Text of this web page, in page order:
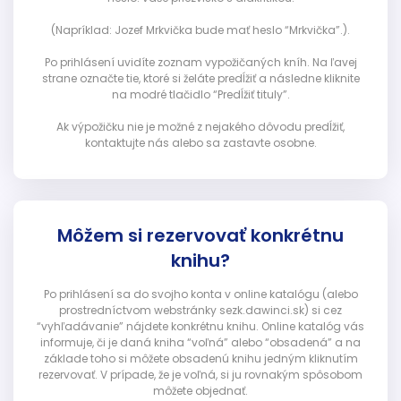
(Napríklad: Jozef Mrkvička bude mať heslo “Mrkvička”.).
Po prihlásení uvidíte zoznam vypožičaných kníh. Na ľavej
strane označte tie, ktoré si želáte predĺžiť a následne kliknite
na modré tlačidlo “Predĺžiť tituly”.
Ak výpožičku nie je možné z nejakého dôvodu predĺžiť,
kontaktujte nás alebo sa zastavte osobne.
Môžem si rezervovať konkrétnu
knihu?
Po prihlásení sa do svojho konta v online katalógu (alebo
prostredníctvom webstránky sezk.dawinci.sk) si cez
“vyhľadávanie” nájdete konkrétnu knihu. Online katalóg vás
informuje, či je daná kniha “voľná” alebo “obsadená” a na
základe toho si môžete obsadenú knihu jedným kliknutím
rezervovať. V prípade, že je voľná, si ju rovnakým spôsobom
môžete objednať.